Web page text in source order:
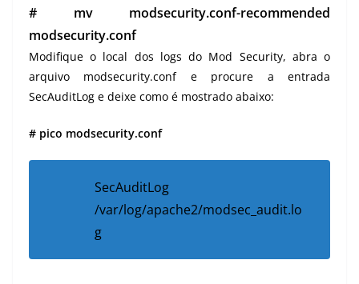
# mv modsecurity.conf-recommended
modsecurity.conf
Modifique o local dos logs do Mod Security, abra o
arquivo modsecurity.conf e procure a entrada
SecAuditLog e deixe como é mostrado abaixo:
# pico modsecurity.conf
SecAuditLog
/var/log/apache2/modsec_audit.lo
g